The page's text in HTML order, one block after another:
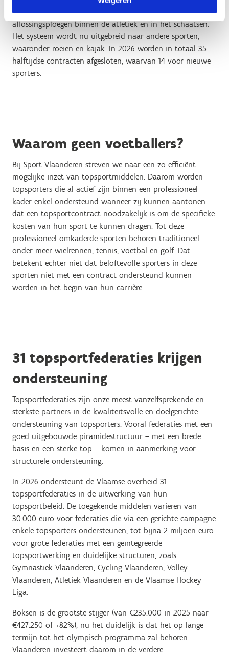
Tot nu toe werden dergelijke contracten toegekend in
aflossingsploegen binnen de atletiek en in het schaatsen.
Het systeem wordt nu uitgebreid naar andere sporten,
waaronder roeien en kajak. In 2026 worden in totaal 35
halftijdse contracten afgesloten, waarvan 14 voor nieuwe
sporters.
Waarom geen voetballers?
Bij Sport Vlaanderen streven we naar een zo efficiënt
mogelijke inzet van topsportmiddelen. Daarom worden
topsporters die al actief zijn binnen een professioneel
kader enkel ondersteund wanneer zij kunnen aantonen
dat een topsportcontract noodzakelijk is om de specifieke
kosten van hun sport te kunnen dragen. Tot deze
professioneel omkaderde sporten behoren traditioneel
onder meer wielrennen, tennis, voetbal en golf. Dat
betekent echter niet dat beloftevolle sporters in deze
sporten niet met een contract ondersteund kunnen
worden in het begin van hun carrière.
31 topsportfederaties krijgen
ondersteuning
Topsportfederaties zijn onze meest vanzelfsprekende en
sterkste partners in de kwaliteitsvolle en doelgerichte
ondersteuning van topsporters. Vooral federaties met een
goed uitgebouwde piramidestructuur – met een brede
basis en een sterke top – komen in aanmerking voor
structurele ondersteuning.
In 2026 ondersteunt de Vlaamse overheid 31
topsportfederaties in de uitwerking van hun
topsportbeleid. De toegekende middelen variëren van
30.000 euro voor federaties die via een gerichte campagne
enkele topsporters ondersteunen, tot bijna 2 miljoen euro
voor grote federaties met een geïntegreerde
topsportwerking en duidelijke structuren, zoals
Gymnastiek Vlaanderen, Cycling Vlaanderen, Volley
Vlaanderen, Atletiek Vlaanderen en de Vlaamse Hockey
Liga.
Boksen is de grootste stijger (van €235.000 in 2025 naar
€427.250 of +82%), nu het duidelijk is dat het op lange
termijn tot het olympisch programma zal behoren.
Vlaanderen investeert daarom in de verdere